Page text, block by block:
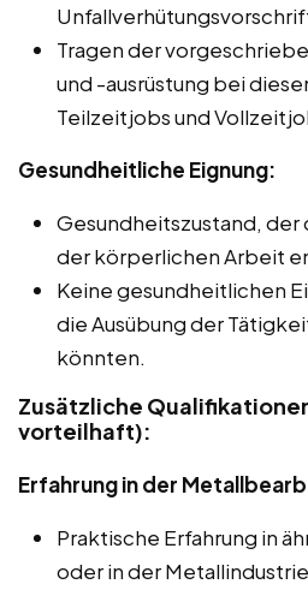
Tragen der
und -ausrüstung bei
Teilzeitjobs und
Gesundheitliche Eignung:
Gesundheitszustand,
der körperlichen Arbeit
Keine gesundheitlichen
die Ausübung der
könnten.
Zusätzliche
vorteilhaft):
Erfahrung in der
Praktische Erfahrung in
oder in der